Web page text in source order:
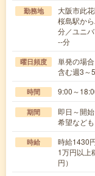
勤務地
大阪市此
桜島駅か
分／ユニ
--分
曜日頻度
単発の場
含む週3～
時間 9:00～
期間
即日～開
希望など
時給
時給1430
1万円以上
円）